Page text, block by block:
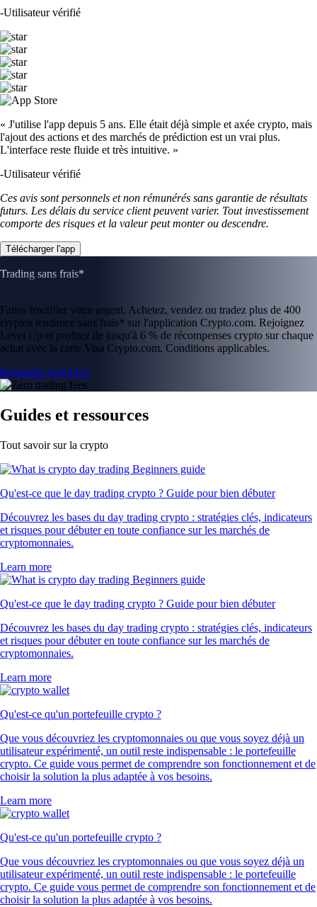
-Utilisateur vérifié
« J'utilise l'app depuis 5 ans. Elle était déjà simple et axée crypto, mais
l'ajout des actions et des marchés de prédiction est un vrai plus.
L'interface reste fluide et très intuitive. »
-Utilisateur vérifié
Ces avis sont personnels et non rémunérés sans garantie de résultats
futurs. Les délais du service client peuvent varier. Tout investissement
comporte des risques et la valeur peut monter ou descendre.
Télécharger l'app
Trading sans frais*
Faites fructifier votre argent. Achetez, vendez ou tradez plus de 400
cryptos tendance sans frais* sur l'application Crypto.com. Rejoignez
Level Up et profitez de jusqu'à 6 % de récompenses crypto sur chaque
achat avec la carte Visa Crypto.com. Conditions applicables.
Rejoindre Level Up
Guides et ressources
Tout savoir sur la crypto
Qu'est-ce que le day trading crypto ? Guide pour bien débuter
Découvrez les bases du day trading crypto : stratégies clés, indicateurs
et risques pour débuter en toute confiance sur les marchés de
cryptomonnaies.
Learn more
Qu'est-ce que le day trading crypto ? Guide pour bien débuter
Découvrez les bases du day trading crypto : stratégies clés, indicateurs
et risques pour débuter en toute confiance sur les marchés de
cryptomonnaies.
Learn more
Qu'est-ce qu'un portefeuille crypto ?
Que vous découvriez les cryptomonnaies ou que vous soyez déjà un
utilisateur expérimenté, un outil reste indispensable : le portefeuille
crypto. Ce guide vous permet de comprendre son fonctionnement et de
choisir la solution la plus adaptée à vos besoins.
Learn more
Qu'est-ce qu'un portefeuille crypto ?
Que vous découvriez les cryptomonnaies ou que vous soyez déjà un
utilisateur expérimenté, un outil reste indispensable : le portefeuille
crypto. Ce guide vous permet de comprendre son fonctionnement et de
choisir la solution la plus adaptée à vos besoins.